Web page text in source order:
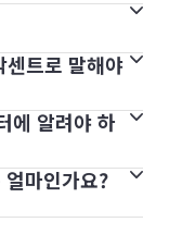
드 점수로 주어지
시됩니다.
제너럴 트레이
없습니다. 점수는
기관 또는 조직
아이엘츠 점수를
여권을 지참해야
에서 펜과 종이를
구역이나 사물함
워치는 반드시 전
센트로 말해야
엘츠 시험을 위해
험관이 이해할 수
데 집중하세요.
센트를 듣는 것은
에 알려야 하
여 특별 요구 사항
마인가요?